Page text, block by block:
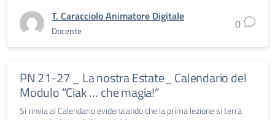
T. Caracciolo Animatore Digitale
Docente 0
PN 21-27 _ La nostra Estate_ Calendario del
Modulo “Ciak … che magia!”
Si rinvia al Calendario evidenziando che la prima lezione si terrà